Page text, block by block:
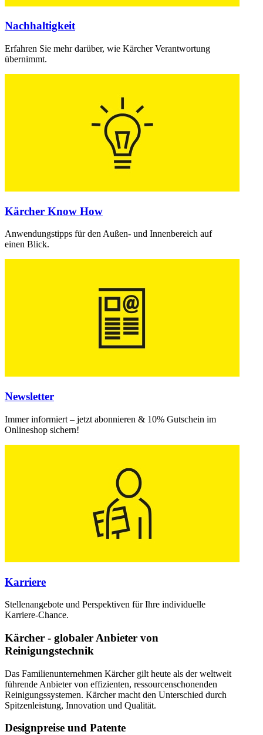
Nachhaltigkeit
Erfahren Sie mehr darüber, wie Kärcher Verantwortung
übernimmt.
Kärcher Know How
Anwendungstipps für den Außen- und Innenbereich auf
einen Blick.
Newsletter
Immer informiert – jetzt abonnieren & 10% Gutschein im
Onlineshop sichern!
Karriere
Stellenangebote und Perspektiven für Ihre individuelle
Karriere-Chance.
Kärcher - globaler Anbieter von
Reinigungstechnik
Das Familienunternehmen Kärcher gilt heute als der weltweit
führende Anbieter von effizienten, ressourcenschonenden
Reinigungssystemen. Kärcher macht den Unterschied durch
Spitzenleistung, Innovation und Qualität.
Designpreise und Patente